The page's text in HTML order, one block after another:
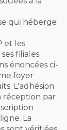
qui héberge
et les
filiales
énoncées ci-
foyer
L'adhésion
réception par
La